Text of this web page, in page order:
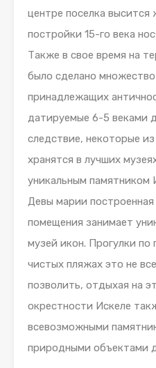
центре поселка высится
постройки 15-го века
Также в свое время на
было сделано
принадлежащих
датируемые 6-5 веками
следствие, некоторые
хранятся в лучших
уникальным памятником
Девы марии построенная
помещения занимает
музей икон. Прогулки по
чистых пляжах это не
позволить, отдыхая на
окрестности Искеле
всевозможными
природными объектами